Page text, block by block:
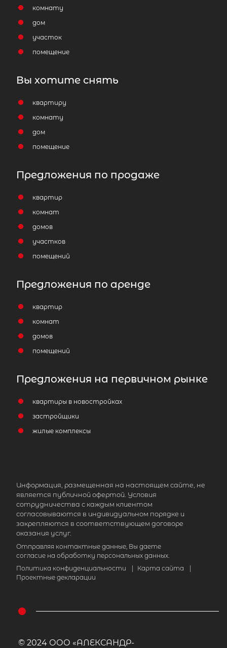
комнату
дом
участок
помещение
Вы хотите снять
квартиру
комнату
дом
помещение
Предложения по продаже
квартир
комнат
домов
участков
помещений
Предложения по аренде
квартир
комнат
домов
помещений
Предложения на первичном рынке
квартиры в новостройках
застройщики
жилые комплексы
Информация, размещенная на настоящем сайте, не
является публичной офертой. Условия
сотрудничества с каждым клиентом
согласовываются в индивидуальном порядке и
закрепляются в соответствующем договоре
оказания услуг.
Отправляя контактные данные, Вы даете
согласие на обработку персональных данных.
Политика конфиденциальности
Карта сайта
Проектные декларации
© 2024 ООО «АЛЕКСАНДР-